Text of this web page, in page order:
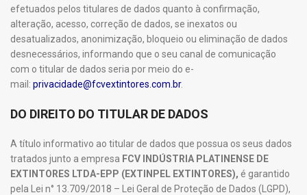
efetuados pelos titulares de dados quanto à confirmação,
alteração, acesso, correção de dados, se inexatos ou
desatualizados, anonimização, bloqueio ou eliminação de dados
desnecessários, informando que o seu canal de comunicação
com o titular de dados seria por meio do e-
mail: privacidade@fcvextintores.com.br.
DO DIREITO DO TITULAR DE DADOS
A título informativo ao titular de dados que possua os seus dados
tratados junto a empresa FCV INDÚSTRIA PLATINENSE DE
EXTINTORES LTDA-EPP (EXTINPEL EXTINTORES), é garantido
pela Lei n° 13.709/2018 – Lei Geral de Proteção de Dados (LGPD),